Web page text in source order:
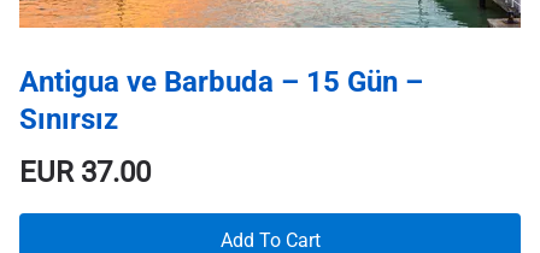
Antigua ve Barbuda – 15 Gün –
Sınırsız
EUR37.00
Add To Cart